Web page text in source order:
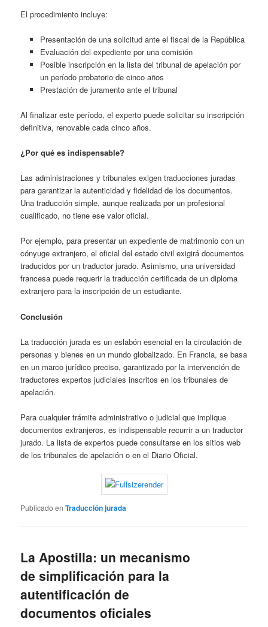
El procedimiento incluye:
Presentación de una solicitud ante el fiscal de la República
Evaluación del expediente por una comisión
Posible inscripción en la lista del tribunal de apelación por
un período probatorio de cinco años
Prestación de juramento ante el tribunal
Al finalizar este período, el experto puede solicitar su inscripción
definitiva, renovable cada cinco años.
¿Por qué es indispensable?
Las administraciones y tribunales exigen traducciones juradas
para garantizar la autenticidad y fidelidad de los documentos.
Una traducción simple, aunque realizada por un profesional
cualificado, no tiene ese valor oficial.
Por ejemplo, para presentar un expediente de matrimonio con un
cónyuge extranjero, el oficial del estado civil exigirá documentos
traducidos por un traductor jurado. Asimismo, una universidad
francesa puede requerir la traducción certificada de un diploma
extranjero para la inscripción de un estudiante.
Conclusión
La traducción jurada es un eslabón esencial en la circulación de
personas y bienes en un mundo globalizado. En Francia, se basa
en un marco jurídico preciso, garantizado por la intervención de
traductores expertos judiciales inscritos en los tribunales de
apelación.
Para cualquier trámite administrativo o judicial que implique
documentos extranjeros, es indispensable recurrir a un traductor
jurado. La lista de expertos puede consultarse en los sitios web
de los tribunales de apelación o en el Diario Oficial.
Publicado en Traducción jurada
La Apostilla: un mecanismo
de simplificación para la
autentificación de
documentos oficiales